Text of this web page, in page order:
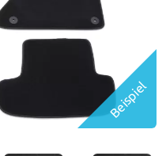
Beispiel